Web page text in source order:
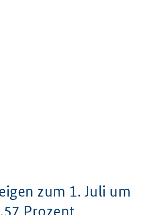
zum 1. Juli um
Prozent